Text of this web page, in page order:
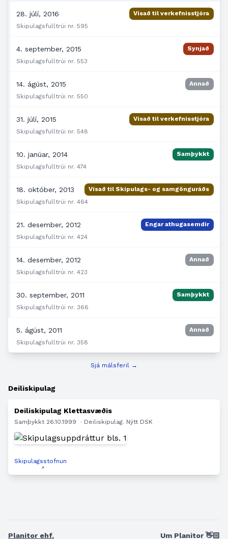
28. júlí, 2016
Vísað til verkefnisstjóra
Skipulagsfulltrúi nr. 595
4. september, 2015
Synjað
Skipulagsfulltrúi nr. 553
14. ágúst, 2015
Annað
Skipulagsfulltrúi nr. 550
31. júlí, 2015
Vísað til verkefnisstjóra
Skipulagsfulltrúi nr. 548
10. janúar, 2014
Samþykkt
Skipulagsfulltrúi nr. 474
18. október, 2013
Vísað til Skipulags- og samgönguráðs
Skipulagsfulltrúi nr. 464
21. desember, 2012
Engar athugasemdir
Skipulagsfulltrúi nr. 424
14. desember, 2012
Annað
Skipulagsfulltrúi nr. 423
30. september, 2011
Samþykkt
Skipulagsfulltrúi nr. 366
5. ágúst, 2011
Annað
Skipulagsfulltrúi nr. 358
Sjá málsferil →
Deiliskipulag
Deiliskipulag Klettasvæðis
Samþykkt 26.10.1999 · Deiliskipulag. Nýtt DSK
Skipulagsstofnun
Planitor ehf. Um Planitor 👋🏻